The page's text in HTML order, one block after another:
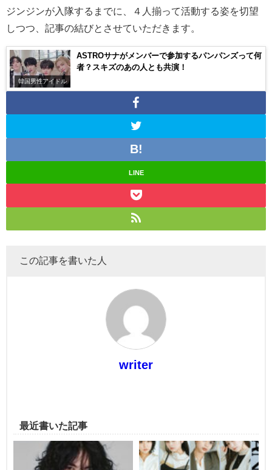
ジンジンが入隊するまでに、４人揃って活動する姿を切望
しつつ、記事の結びとさせていただきます。
韓国男性アイドル
ASTROサナがメンバーで参加するパンパンズって何
者？スキズのあの人とも共演！
LINE
この記事を書いた人
writer
最近書いた記事